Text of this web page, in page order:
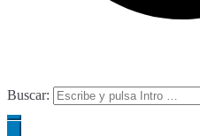
Buscar: